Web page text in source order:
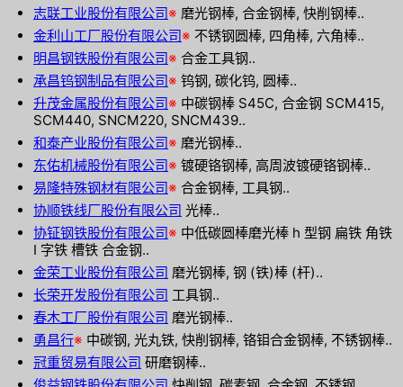
志联工业股份有限公司※ 磨光钢棒, 合金钢棒, 快削钢棒..
金利山工厂股份有限公司※ 不锈钢圆棒, 四角棒, 六角棒..
明昌钢铁股份有限公司※ 合金工具钢..
承昌钨钢制品有限公司※ 钨钢, 碳化钨, 圆棒..
升茂金属股份有限公司※ 中碳钢棒 S45C, 合金钢 SCM415,
SCM440, SNCM220, SNCM439..
和泰产业股份有限公司※ 磨光钢棒..
东佑机械股份有限公司※ 镀硬铬钢棒, 高周波镀硬铬钢棒..
易隆特殊钢材有限公司※ 合金钢棒, 工具钢..
协顺铁线厂股份有限公司 光棒..
协钲钢铁股份有限公司※ 中低碳圆棒磨光棒 h 型钢 扁铁 角铁
I 字铁 槽铁 合金钢..
金荣工业股份有限公司 磨光钢棒, 钢 (铁)棒 (杆)..
长荣开发股份有限公司 工具钢..
春木工厂股份有限公司 磨光钢棒..
勇昌行※ 中碳钢, 光丸铁, 快削钢棒, 铬钼合金钢棒, 不锈钢棒..
冠重贸易有限公司 研磨钢棒..